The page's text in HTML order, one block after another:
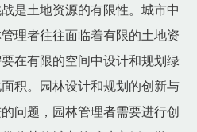
是土地资源的有限性。城市中
理者往往面临着有限的土地资
在有限的空间中设计和规划绿
积。园林设计和规划的创新与
问题，园林管理者需要进行创